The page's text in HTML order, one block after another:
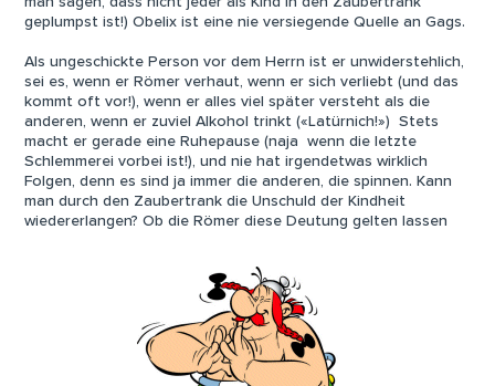
geplumpst ist!) Obelix ist eine nie versiegende Quelle an Gags.
Als ungeschickte Person vor dem Herrn ist er unwiderstehlich,
sei es, wenn er Römer verhaut, wenn er sich verliebt (und das
kommt oft vor!), wenn er alles viel später versteht als die
anderen, wenn er zuviel Alkohol trinkt («Latürnich!») Stets
macht er gerade eine Ruhepause (naja wenn die letzte
Schlemmerei vorbei ist!), und nie hat irgendetwas wirklich
Folgen, denn es sind ja immer die anderen, die spinnen. Kann
man durch den Zaubertrank die Unschuld der Kindheit
wiedererlangen? Ob die Römer diese Deutung gelten lassen